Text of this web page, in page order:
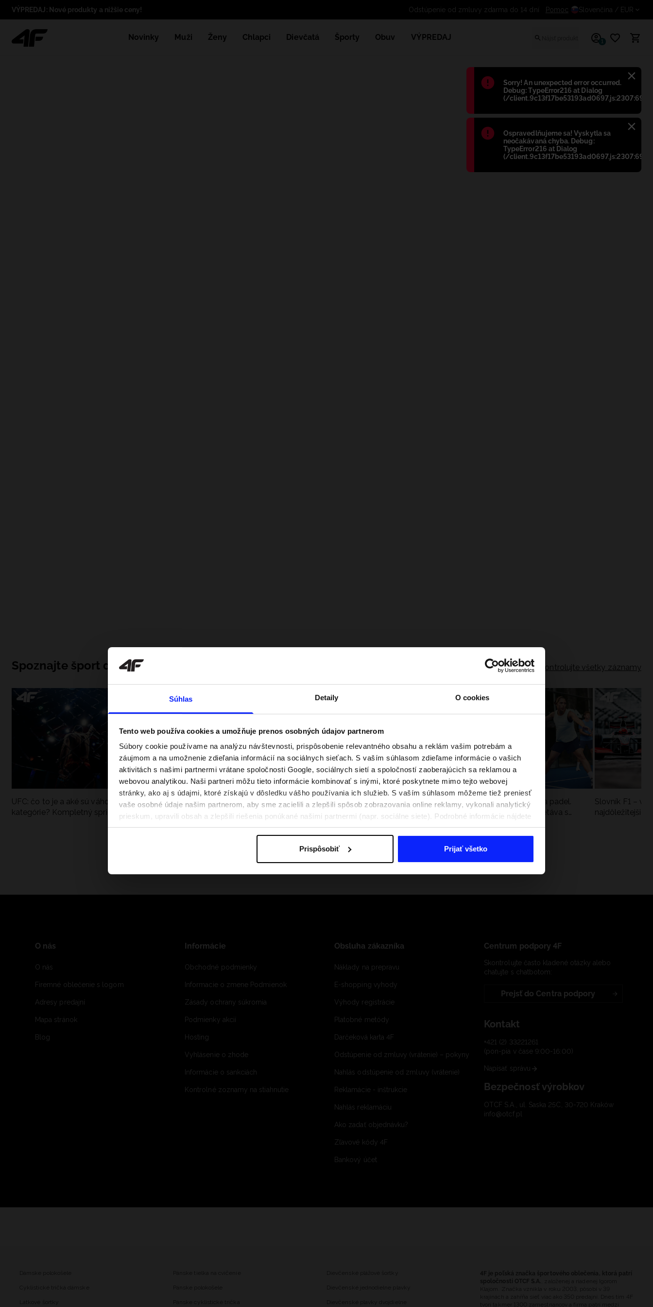
Súhlas Detaily O cookies
Tento web používa cookies a umožňuje prenos osobných údajov partnerom
Súbory cookie používame na analýzu návštevnosti, prispôsobenie relevantného obsahu a reklám vašim potrebám a
záujmom a na umožnenie zdieľania informácií na sociálnych sieťach. S vaším súhlasom zdieľame informácie o vašich
aktivitách s našimi partnermi vrátane spoločnosti Google, sociálnych sietí a spoločností zaoberajúcich sa reklamou a
webovou analytikou. Naši partneri môžu tieto informácie kombinovať s inými, ktoré poskytnete mimo tejto webovej
stránky, ako aj s údajmi, ktoré získajú v dôsledku vášho používania ich služieb. S vaším súhlasom môžeme tiež preniesť
vaše osobné údaje našim partnerom, aby sme zacielili a zlepšili spôsob zobrazovania online reklamy, vykonali analytický
prieskum, upravili obsah a zlepšili riešenia ponúkané našimi partnermi (napr. sociálne siete). Podrobné informácie nájdete
v našich Zásadách ochrany osobných údajov a v časti „Podrobnosti“.
Prispôsobiť Prijať všetko
Błąd:
Sorry! An unexpected error occurred.
Debug: TypeError216 at Dialog
(/client.9c13f17be53193ad0697.js:2307:698)
Błąd:
Ospravedlňujeme sa! Vyskytla sa
neočakávaná chyba. Debug:
TypeError216 at Dialog
(/client.9c13f17be53193ad0697.js:2307:698)
VÝPREDAJ: Nové produkty a nižšie ceny! Odstúpenie od zmluvy zdarma do 14 dníPomoc Slovenčina / EUR
Novinky Muži Ženy Chlapci Dievčatá Športy Obuv VÝPREDAJ 1
Spoznajte šport do hĺbky Skontrolujte všetky záznamy
UFC: čo to je a aké sú váhové
kategórie? Kompletný sprievodca
Ako sa dobre pripraviť na aktívny deň
pri vode? Poradíme, čo si zbaliť
Festivalové outfity. Ako sa obliecť na
hudobné festivaly?
Nová kolekcia 4F na tenis a padel.
Športová funkčnosť sa stretáva s
Slovník F1 –
najdôležitejšie
O nás
O nás
Firemné oblečenie s logom
Adresy predajní
Mapa stránok
Blog
Informácie
Obchodné podmienky
Informacie o zmene Podmienok
Zásady ochrany súkromia
Podmienky akcií
Hosting
Vyhlásenie o zhode
Informácie o sankciách
Kontrolné zoznamy na stiahnutie
Obsluha zákazníka
Náklady na prepravu
E-shopping vyhody
Výhody registrácie
Platobné metódy
Darčeková karta 4F
Odstúpenie od zmluvy (vrátenie) – pokyny
Nahlás odstúpenie od zmluvy (vrátenie)
Reklamácie - inštrukcie
Nahlás reklamáciu
Ako zadať objednávku?
Zľavové kódy 4F
Bankový účet
Centrum podpory 4F
Skontrolujte často kladené otázky alebo
chatujte s chatbotom:
Prejsť do Centra podpory
Kontakt
+421 (2) 33221261
(pon-pia v čase 9:00-16:00)
Napísať správu
Bezpečnosť výrobkov
OTCF S.A., ul. Saska 25C, 30-720 Kraków
info@otcf.pl